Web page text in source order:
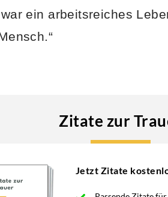
ein arbeitsreiches